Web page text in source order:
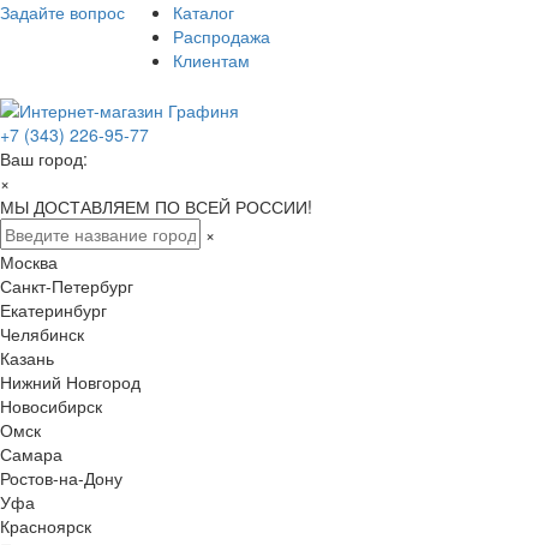
Задайте вопрос
Каталог
Распродажа
Клиентам
+7 (343) 226-95-77
Ваш город:
×
МЫ ДОСТАВЛЯЕМ ПО ВСЕЙ РОССИИ!
×
Москва
Санкт-Петербург
Екатеринбург
Челябинск
Казань
Нижний Новгород
Новосибирск
Омск
Самара
Ростов-на-Дону
Уфа
Красноярск